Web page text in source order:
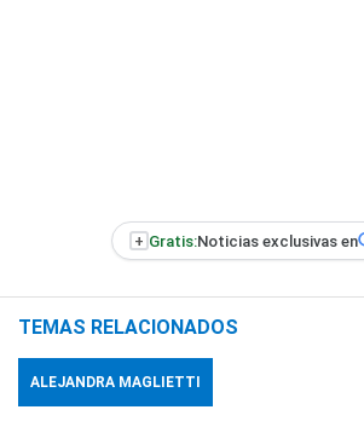
+ Gratis:Noticias exclusivas en
TEMAS RELACIONADOS
ALEJANDRA MAGLIETTI